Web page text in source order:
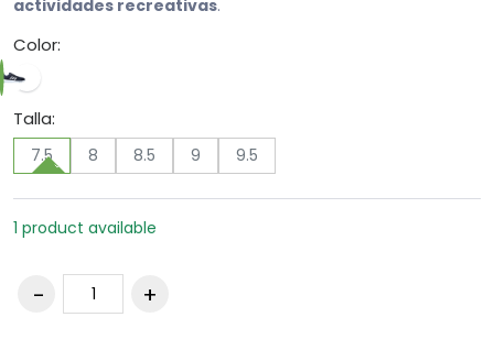
actividades recreativas.
Color:
Talla:
7.5 8 8.5 9 9.5
1 product available